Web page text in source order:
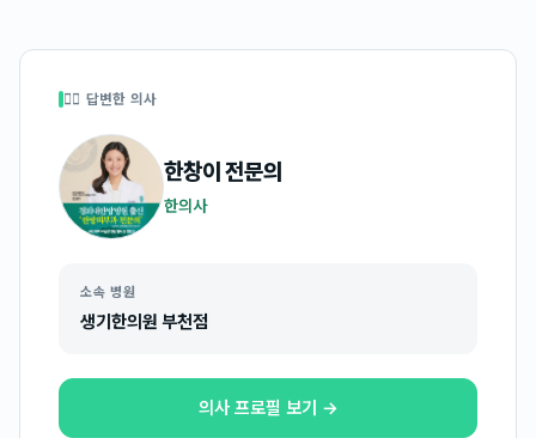
👩‍⚕️ 답변한 의사
한창이전문의
한의사
소속 병원
생기한의원 부천점
의사 프로필 보기 →